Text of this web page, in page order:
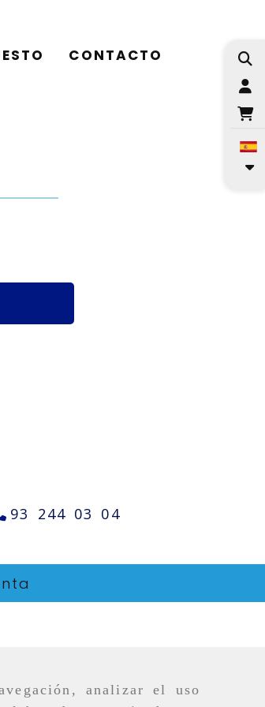
analizar el uso
CONTACTO
93 244 03 04